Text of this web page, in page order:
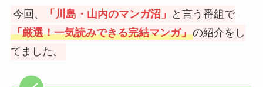
今回、 「川島・山内のマンガ沼」
と言う番組で
「厳選！一気読みできる完結マンガ」の紹介をし
てました。